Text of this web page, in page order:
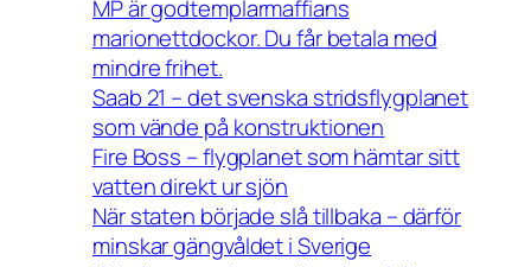
MP är godtemplarmaffians
marionettdockor. Du får betala med
mindre frihet.
Saab 21 – det svenska stridsflygplanet
som vände på konstruktionen
Fire Boss – flygplanet som hämtar sitt
vatten direkt ur sjön
När staten började slå tillbaka – därför
minskar gängvåldet i Sverige